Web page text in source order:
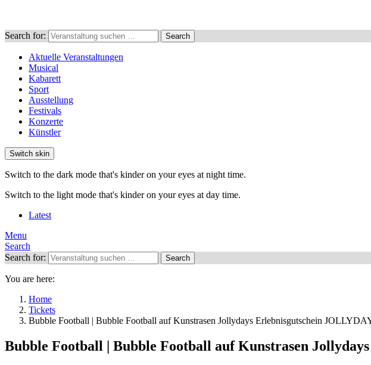
Search for: Search
Aktuelle Veranstaltungen
Musical
Kabarett
Sport
Ausstellung
Festivals
Konzerte
Künstler
Switch skin
Switch to the dark mode that's kinder on your eyes at night time.
Switch to the light mode that's kinder on your eyes at day time.
Latest
Menu
Search
Search for:
Search
You are here:
Home
Tickets
Bubble Football | Bubble Football auf Kunstrasen Jollydays Erlebnisgutschein
Bubble Football | Bubble Football auf Kunstrasen